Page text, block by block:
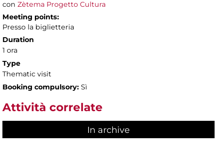
con Zètema Progetto Cultura
Meeting points:
Presso la biglietteria
Duration
1 ora
Type
Thematic visit
Booking compulsory: Sì
Attività correlate
In archive